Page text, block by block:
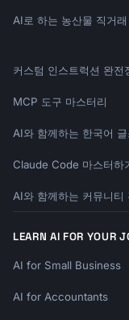
AI로 하는 농산물 직거래
커스텀 인스트럭션 완전
MCP 도구 마스터리
AI와 함께하는 한국어 글
Claude Code 마스터하
AI와 함께하는 커뮤니티
LEARN AI FOR YOUR
AI for Small Business
AI for Accountants